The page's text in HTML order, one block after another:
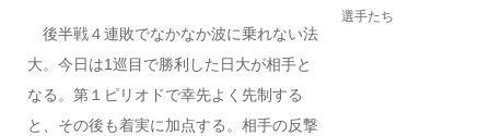
後半戦４連敗でなかなか波に乗れない法
大。今日は1巡目で勝利した日大が相手と
なる。第１ピリオドで幸先よく先制する
と、その後も着実に加点する。相手の反撃
選手たち